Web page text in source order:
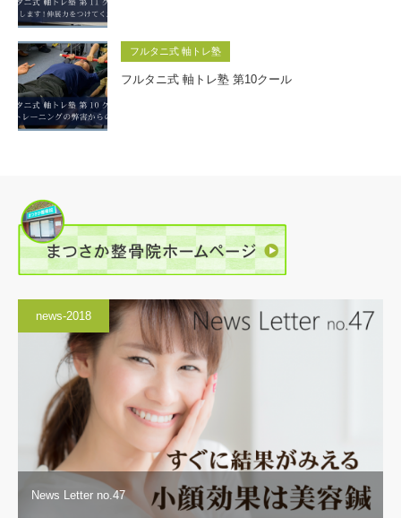
フルタニ式 軸トレ塾
フルタニ式 軸トレ塾 第10クール
news-2018
News Letter no.47